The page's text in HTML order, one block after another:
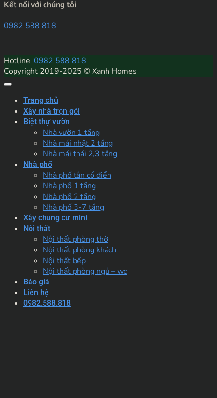
Kết nối với chúng tôi
0982 588 818
Hotline: 0982 588 818
Copyright 2019-2025 © Xanh Homes
Trang chủ
Xây nhà trọn gói
Biệt thự vườn
Nhà vườn 1 tầng
Nhà mái nhật 2 tầng
Nhà mái thái 2,3 tầng
Nhà phố
Nhà phố tân cổ điển
Nhà phố 1 tầng
Nhà phố 2 tầng
Nhà phố 3-7 tầng
Xây chung cư mini
Nội thất
Nội thất phòng thờ
Nội thất phòng khách
Nội thất bếp
Nội thất phòng ngủ – wc
Báo giá
Liên hệ
0982.588.818